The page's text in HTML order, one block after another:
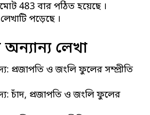
483 বার পঠিত হয়েছে ।
পড়েছে ।
লেখা
প্রজাপতি ও জংলি ফুলের সম্প্রীতি
চাঁদ, প্রজাপতি ও জংলি ফুলের